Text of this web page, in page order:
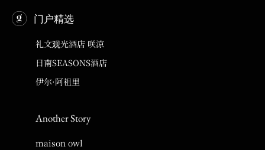
门户精选
礼文观光酒店 咲涼
日南SEASONS酒店
伊尔·阿祖里
Another Story
maison owl